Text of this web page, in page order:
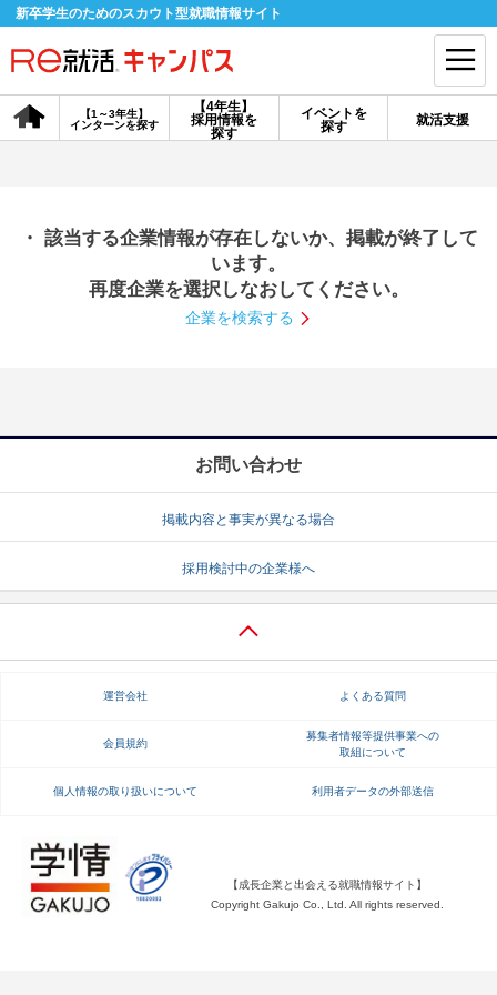
新卒学生のためのスカウト型就職情報サイト
【4年生】
採用情報を
探す
【1～3年生】
インターンを探す
イベントを
探す
就活支援
会員登録 ログイン
探す
【4年生】
説明会を探す
就活ノウハウ・サポート
就活ノウハウが満載！ お役立ち記事・相談室など
就活ニュースペーパー よくある質問
不明点があればこちら
・ 該当する企業情報が存在しないか、掲載が終了して
います。
再度企業を選択しなおしてください。
企業を検索する
お問い合わせ
掲載内容と事実が異なる場合
採用検討中の企業様へ
運営会社 よくある質問
会員規約
募集者情報等提供事業への
取組について
個人情報の取り扱いについて 利用者データの外部送信
【成長企業と出会える就職情報サイト】
Copyright Gakujo Co., Ltd. All rights reserved.